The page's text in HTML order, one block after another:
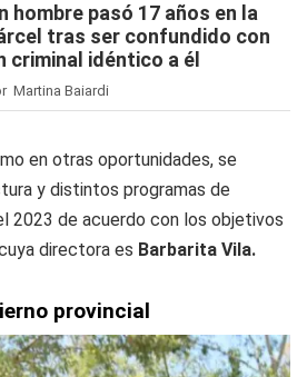
hombre pasó 17 años en la
tras ser confundido con
criminal idéntico a él
Martina Baiardi
en otras oportunidades, se
y distintos programas de
2023 de acuerdo con los objetivos
directora es Barbarita Vila.
provincial